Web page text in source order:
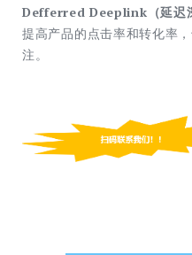
Defferred Deeplink（延迟
提高产品的点击率和转化率
注。